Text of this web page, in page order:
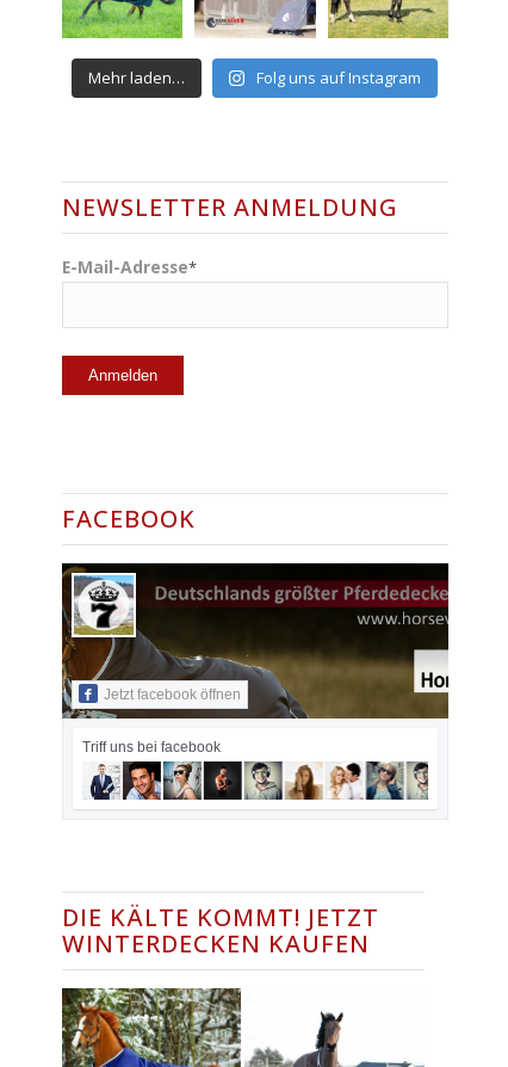
Mehr laden… Folg uns auf Instagram
NEWSLETTER ANMELDUNG
E-Mail-Adresse*
FACEBOOK
Jetzt facebook öffnen
Triff uns bei facebook
DIE KÄLTE KOMMT! JETZT
WINTERDECKEN KAUFEN